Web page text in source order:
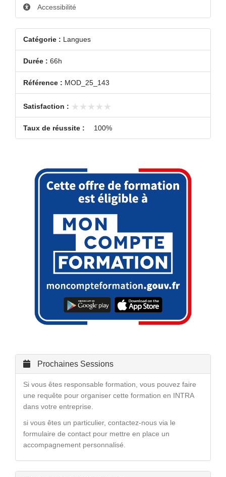
Accessibilité
Catégorie : Langues
Durée : 66h
Référence : MOD_25_143
Satisfaction : ★★★★★
★★★★★
Taux de réussite : 100%
Prochaines Sessions
Si vous êtes responsable formation, vous pouvez faire
une requête pour organiser cette formation en INTRA
dans votre entreprise.
si vous êtes un particulier, contactez-nous via le
formulaire de contact pour mettre en place un
accompagnement personnalisé.